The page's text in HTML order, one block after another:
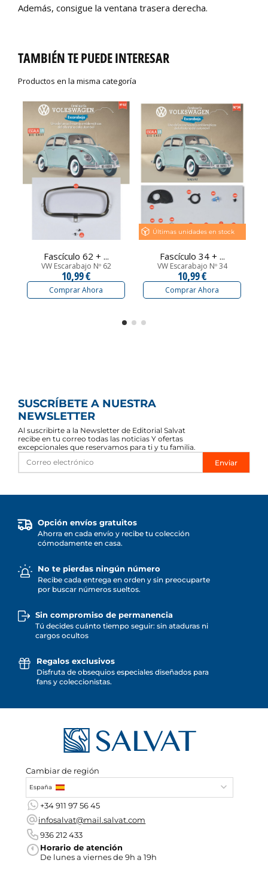
Además, consigue la ventana trasera derecha.
TAMBIÉN TE PUEDE INTERESAR
Productos en la misma categoría
Fascículo 62 + ...
VW Escarabajo Nº 62
10,99 €
Comprar Ahora
Últimas unidades en stock
Fascículo 34 + ...
VW Escarabajo Nº 34
10,99 €
Comprar Ahora
SUSCRÍBETE A NUESTRA
NEWSLETTER
Al suscribirte a la Newsletter de Editorial Salvat
recibe en tu correo todas las noticias Y ofertas
excepcionales que reservamos para ti y tu familia.
Enviar
Opción envíos gratuitos
Ahorra en cada envío y recibe tu colección
cómodamente en casa.
No te pierdas ningún número
Recibe cada entrega en orden y sin preocuparte
por buscar números sueltos.
Sin compromiso de permanencia
Tú decides cuánto tiempo seguir: sin ataduras ni
cargos ocultos
Regalos exclusivos
Disfruta de obsequios especiales diseñados para
fans y coleccionistas.
Cambiar de región
España
+34 911 97 56 45
infosalvat@mail.salvat.com
936 212 433
Horario de atención
De lunes a viernes de 9h a 19h